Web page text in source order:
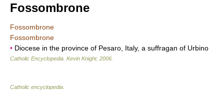
Fossombrone
Fossombrone
Fossombrone
• Diocese in the province of Pesaro, Italy, a suffragan of Urbino
Catholic Encyclopedia Kevin Knight. 2006
Catholic encyclopedia